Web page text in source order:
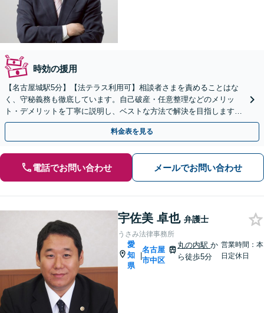
時効の援用
【名古屋城駅5分】【法テラス利用可】相談者さまを責めることはな
く、守秘義務も徹底しています。自己破産・任意整理などのメリッ
ト・デメリットを丁寧に説明し、ベストな方法で解決を目指します
【完全個室】
料金表を見る
電話でお問い合わせ メールでお問い合わせ
宇佐美 卓也 弁護士
うさみ法律事務所
愛
知
県
|
名古屋
市中区
丸の内駅か
ら徒歩5分
営業時間：本
日定休日